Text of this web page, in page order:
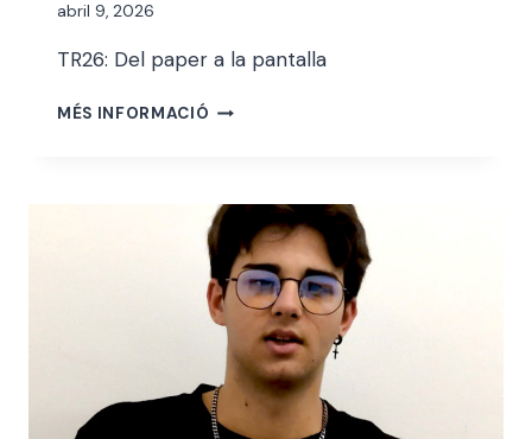
Per
bello i
abril 9, 2026
TR26: Del paper a la pantalla
MÉS INFORMACIÓ UMAIMA